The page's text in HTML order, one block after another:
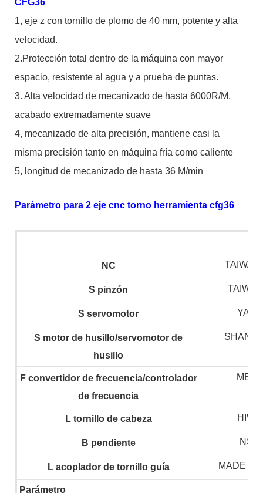
1, eje z con tornillo de plomo de 40 mm, potente y alta
velocidad.
2.Protección total dentro de la máquina con mayor
espacio, resistente al agua y a prueba de puntas.
3. Alta velocidad de mecanizado de hasta 6000R/M,
acabado extremadamente suave
4, mecanizado de alta precisión, mantiene casi la
misma precisión tanto en máquina fría como caliente
5, longitud de mecanizado de hasta 36 M/min
Parámetro para 2 eje cnc torno herramienta cfg36
NC
S pinzón
S servomotor
S motor de husillo/servomotor de
husillo
Fconvertidor de frecuencia/controlador
de frecuencia
Ltornillo de cabeza
B pendiente
Lacoplador de tornillo guía MADE IN
Parámetro